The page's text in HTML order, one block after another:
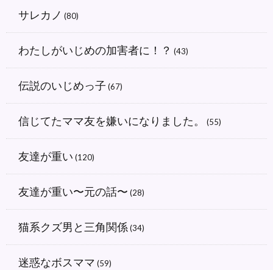
サレカノ (80)
わたしがいじめの加害者に！？ (43)
伝説のいじめっ子 (67)
信じてたママ友を嫌いになりました。 (55)
友達が重い (120)
友達が重い〜元の話〜 (28)
猫系クズ男と三角関係 (34)
迷惑なボスママ (59)